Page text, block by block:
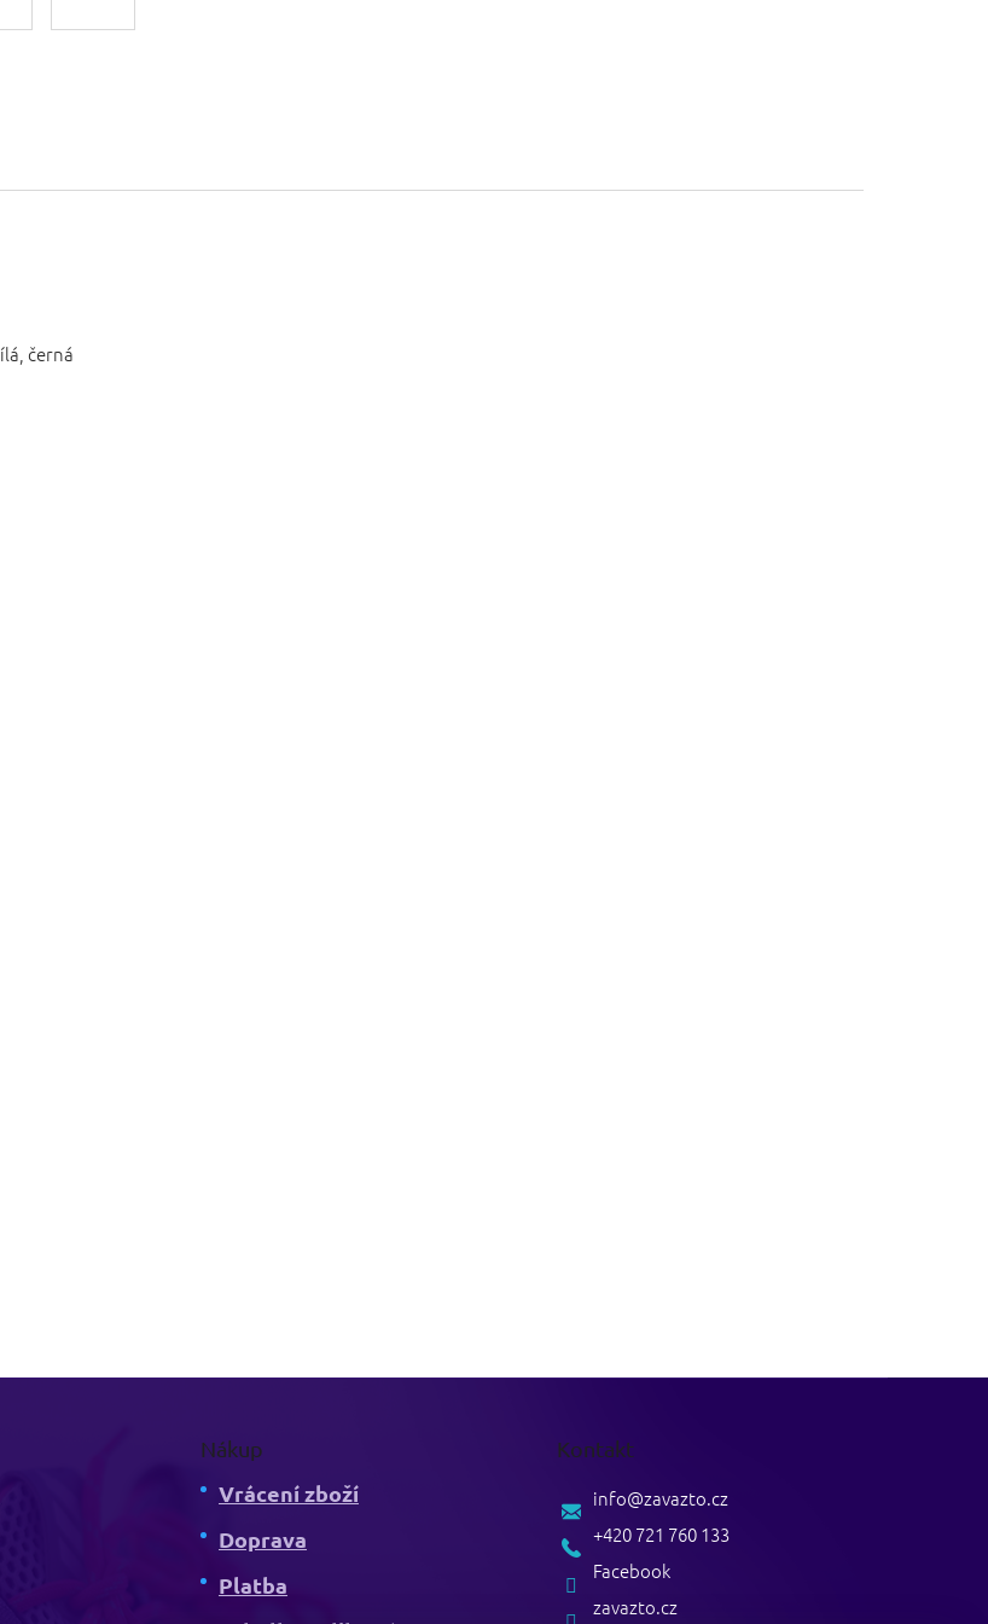
černá
Nákup
Vrácení zboží
Doprava
Platba
Kontakt
zavazto.cz
info@zavazto.cz
+420 721 760 133
Facebook